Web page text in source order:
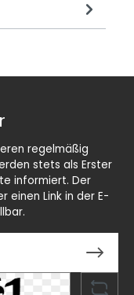
regelmäßig
stets als Erster
informiert. Der
einen Link in der E-